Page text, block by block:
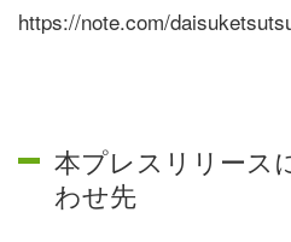
https://note.com/
本プレスリリース
わせ先